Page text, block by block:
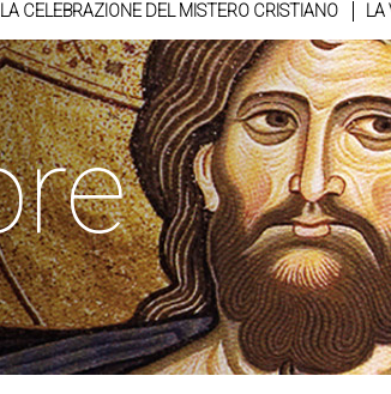
LA CELEBRAZIONE DEL MISTERO CRISTIANO LA